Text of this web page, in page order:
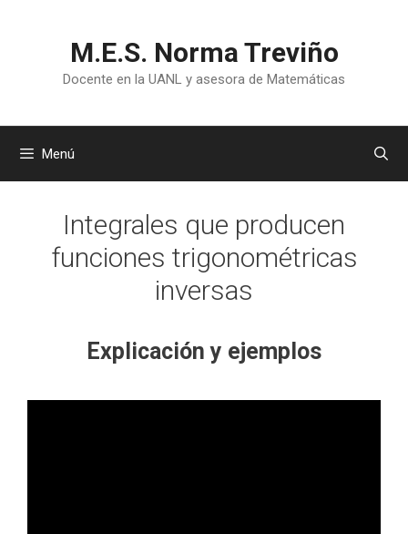
M.E.S. Norma Treviño
Docente en la UANL y asesora de Matemáticas
Menú
Integrales que producen
funciones trigonométricas
inversas
Explicación y ejemplos